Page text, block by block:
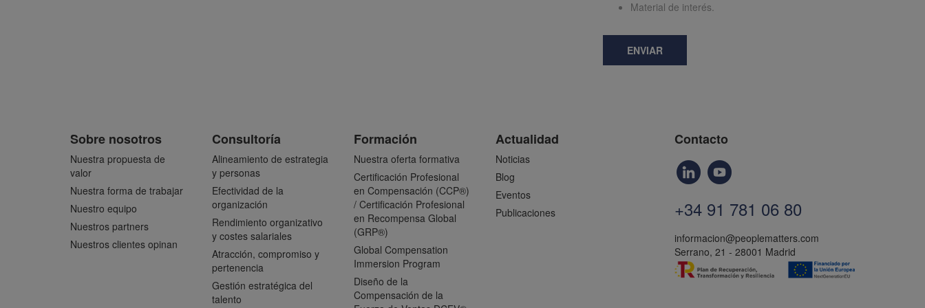
Material de interés.
ENVIAR
Sobre nosotros
Nuestra propuesta de
valor
Nuestra forma de trabajar
Nuestro equipo
Nuestros partners
Nuestros clientes opinan
Consultoría
Alineamiento de estrategia
y personas
Efectividad de la
organización
Rendimiento organizativo
y costes salariales
Atracción, compromiso y
pertenencia
Gestión estratégica del
talento
Formación
Nuestra oferta formativa
Certificación Profesional
en Compensación (CCP®)
/ Certificación Profesional
en Recompensa Global
(GRP®)
Global Compensation
Immersion Program
Diseño de la
Compensación de la
Actualidad
Noticias
Blog
Eventos
Publicaciones
Contacto
+34 91 781 06 80
informacion@peoplematters.com
Serrano, 21 - 28001 Madrid